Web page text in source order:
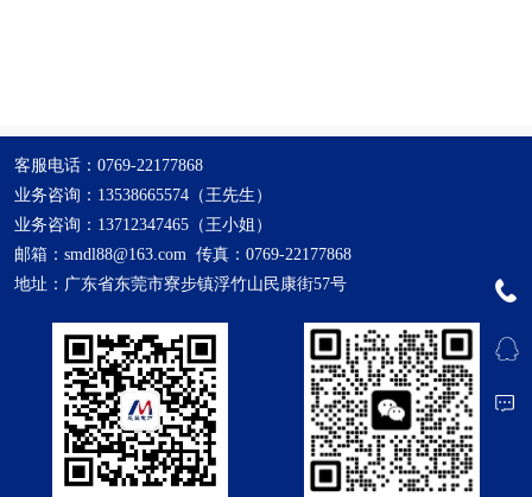
客服电话：0769-22177868
业务咨询：13538665574（王先生）
业务咨询：13712347465（王小姐）
邮箱：smdl88@163.com 传真：0769-22177868
地址：广东省东莞市寮步镇浮竹山民康街57号